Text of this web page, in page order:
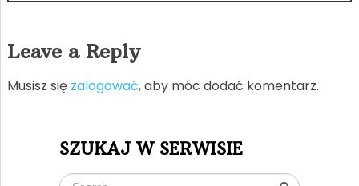
Leave a Reply
Musisz się zalogować, aby móc dodać komentarz.
SZUKAJ W SERWISIE